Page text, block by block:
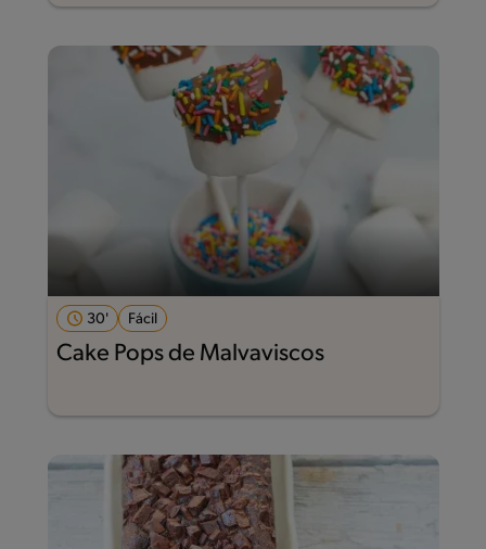
30' Fácil
Cake Pops de Malvaviscos